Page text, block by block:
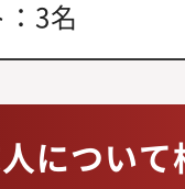
3名
につい